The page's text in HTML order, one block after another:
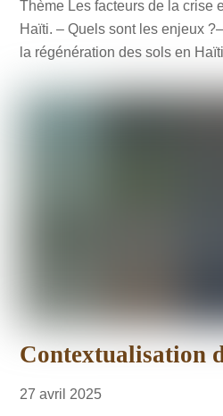
Thème Les facteurs de la crise
Haïti. – Quels sont les enjeux
la régénération des sols en
Contextualisation
27 avril 2025